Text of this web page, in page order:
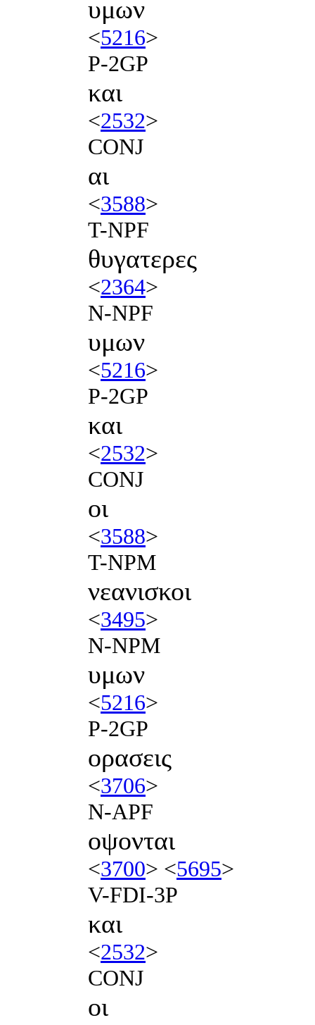
υμων
<5216>
P-2GP
και
<2532>
CONJ
αι
<3588>
T-NPF
θυγατερες
<2364>
N-NPF
υμων
<5216>
P-2GP
και
<2532>
CONJ
οι
<3588>
T-NPM
νεανισκοι
<3495>
N-NPM
υμων
<5216>
P-2GP
ορασεις
<3706>
N-APF
οψονται
<3700> <5695>
V-FDI-3P
και
<2532>
CONJ
οι